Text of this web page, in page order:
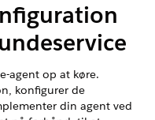
agent op at køre.
konfigurer de
din agent ved